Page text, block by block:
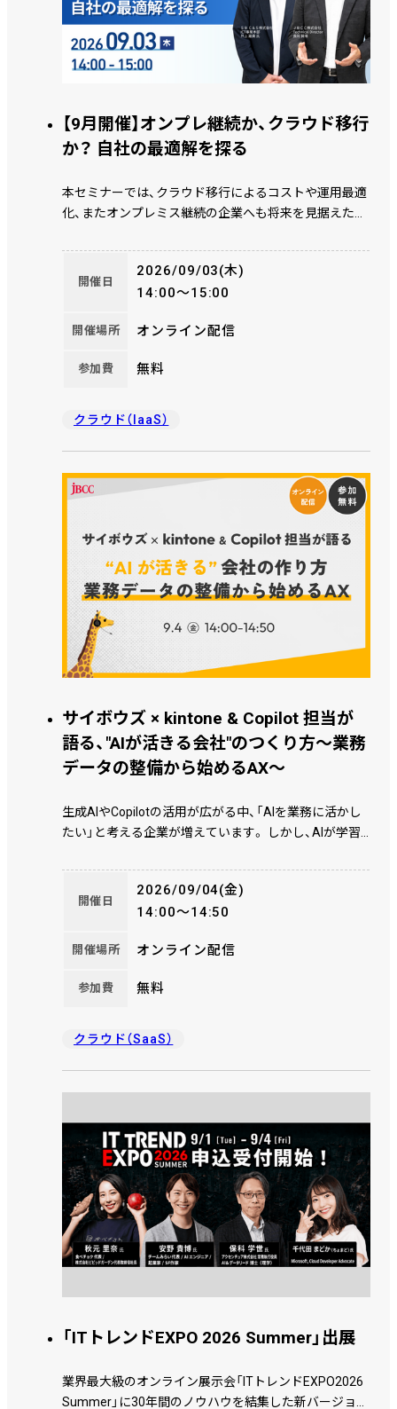
【9月開催】オンプレ継続か、クラウド移行
か？ 自社の最適解を探る
本セミナーでは、クラウド移行によるコストや運用最適
化、またオンプレミス継続の企業へも将来を見据えたハ
解説します。「オンプレを続けるべきか、クラウドへ移
るべきか」を検討している情報システム部門のかたに、
今後のインフラ環境をどのように見直すべきかをご紹
開催日
2026/09/03(木)
14:00～15:00
開催場所 オンライン配信
参加費 無料
クラウド（IaaS）
サイボウズ × kintone & Copilot 担当が
語る、"AIが活きる会社"のつくり方〜業務
データの整備から始めるAX〜
生成AIやCopilotの活用が広がる中、「AIを業務に活かし
たい」と考える企業が増えています。 しかし、AIが学習
でしょうか。実はその多くは、日々の業務の中で蓄積さ
れる「現場データ」です。 ところが現実には、そのデータ
が紙やExcelに散在し、十分に活用できていない企業も
データを集め、蓄積し、活用できる状態をつくることが
し、kintone＆ Copilotの担当者が座談会形式で、AIを活か
性をわかりやすく解説します。 サイボウズやJBCCでの
開催日
2026/09/04(金)
14:00～14:50
開催場所 オンライン配信
参加費 無料
クラウド（SaaS）
「ITトレンドEXPO 2026 Summer」出展
業界最大級のオンライン展示会「ITトレンドEXPO2026
Summer」に30年間のノウハウを結集した新バージョン